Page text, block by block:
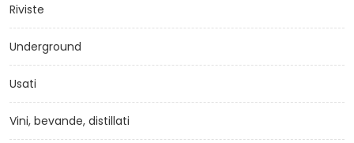
Riviste
Underground
Usati
Vini, bevande, distillati